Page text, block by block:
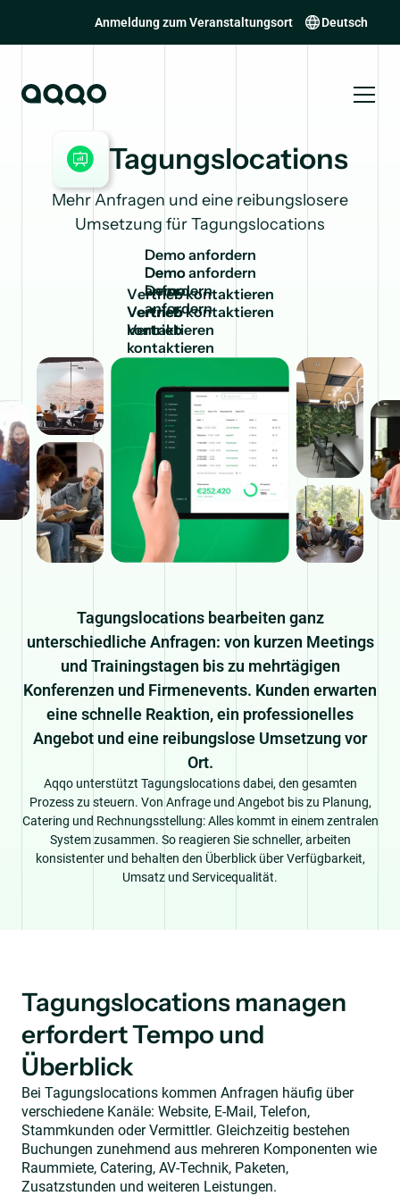
Anmeldung zum Veranstaltungsort Deutsch
Tagungslocations
Mehr Anfragen und eine reibungslosere
Umsetzung für Tagungslocations
Demoanfordern
Demo
anfordern
Vertriebkontaktieren
Vertrieb
kontaktieren
Tagungslocations bearbeiten ganz
unterschiedliche Anfragen: von kurzen Meetings
und Trainingstagen bis zu mehrtägigen
Konferenzen und Firmenevents. Kunden erwarten
eine schnelle Reaktion, ein professionelles
Angebot und eine reibungslose Umsetzung vor
Ort.
Aqqo unterstützt Tagungslocations dabei, den gesamten
Prozess zu steuern. Von Anfrage und Angebot bis zu Planung,
Catering und Rechnungsstellung: Alles kommt in einem zentralen
System zusammen. So reagieren Sie schneller, arbeiten
konsistenter und behalten den Überblick über Verfügbarkeit,
Umsatz und Servicequalität.
Tagungslocations managen
erfordert Tempo und
Überblick
Bei Tagungslocations kommen Anfragen häufig über
verschiedene Kanäle: Website, E-Mail, Telefon,
Stammkunden oder Vermittler. Gleichzeitig bestehen
Buchungen zunehmend aus mehreren Komponenten wie
Raummiete, Catering, AV-Technik, Paketen,
Zusatzstunden und weiteren Leistungen.